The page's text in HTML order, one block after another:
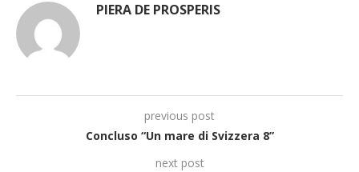
PIERA DE PROSPERIS
previous post
Concluso “Un mare di Svizzera 8”
next post